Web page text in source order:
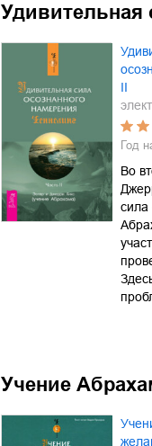
Удивительная
II
Год
Во
сила
Учение